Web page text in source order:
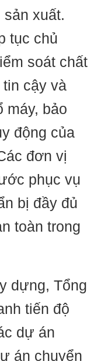
xuất.
tục chủ
soát chất
cậy và
máy, bảo
động của
đơn vị
phục vụ
bị đầy đủ
toàn trong
dựng, Tổng
tiến độ
dự án
án chuyển